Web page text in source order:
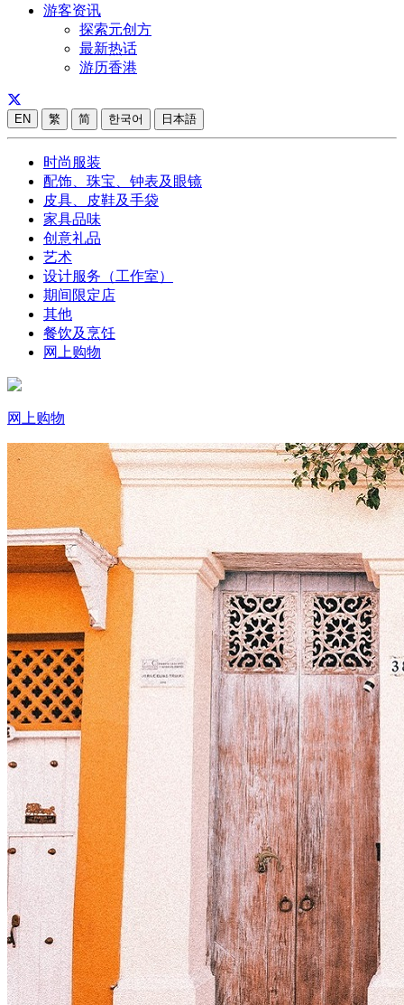
游客资讯
探索元创方
最新热话
游历香港
EN 繁 简 한국어 日本語
时尚服装
配饰、珠宝、钟表及眼镜
皮具、皮鞋及手袋
家具品味
创意礼品
艺术
设计服务（工作室）
期间限定店
其他
餐饮及烹饪
网上购物
网上购物